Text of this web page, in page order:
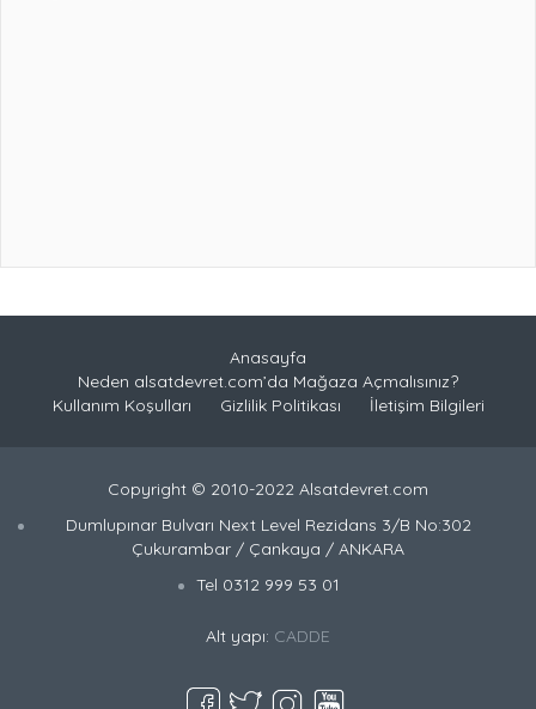
Anasayfa
Neden alsatdevret.com’da Mağaza Açmalısınız?
Kullanım Koşulları
Gizlilik Politikası İletişim Bilgileri
Copyright © 2010-2022 Alsatdevret.com
Dumlupınar Bulvarı Next Level Rezidans 3/B No:302
Çukurambar / Çankaya / ANKARA
Tel 0312 999 53 01
Alt yapı: CADDE